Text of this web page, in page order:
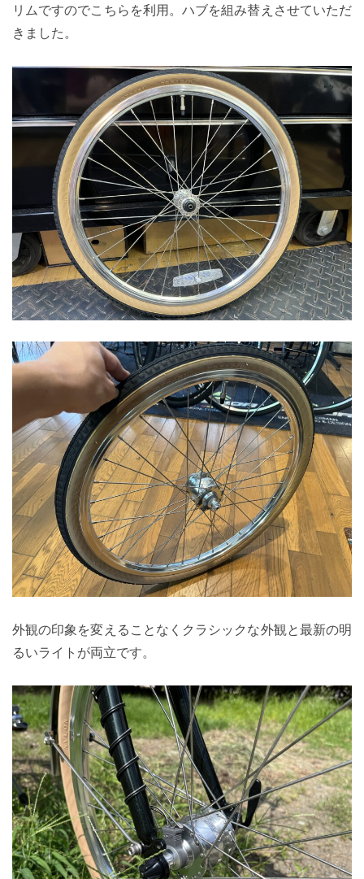
リムですのでこちらを利用。ハブを組み替えさせていただ
きました。
外観の印象を変えることなくクラシックな外観と最新の明
るいライトが両立です。